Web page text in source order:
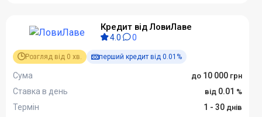
Кредит від ЛовиЛаве
4.0 0
Розгляд від 0 хв. перший кредит від 0.01%
Сума
10 000
Ставка в день
0.01
Термін
1 - 30